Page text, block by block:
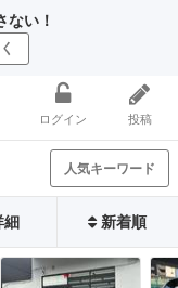
ない！
ログイン 投稿
人気キーワード
細 新着順